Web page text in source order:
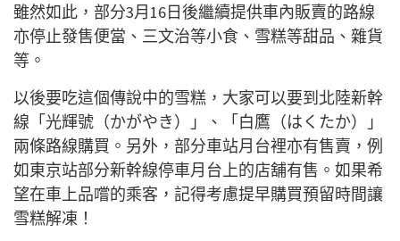
雖然如此，部分3月16日後繼續提供車內販賣的路線
亦停止發售便當、三文治等小食、雪糕等甜品、雜貨
等。
以後要吃這個傳說中的雪糕，大家可以要到北陸新幹
線「光輝號（かがやき）」、「白鷹（はくたか）」
兩條路線購買。另外，部分車站月台裡亦有售賣，例
如東京站部分新幹線停車月台上的店舖有售。如果希
望在車上品嚐的乘客，記得考慮提早購買預留時間讓
雪糕解凍！